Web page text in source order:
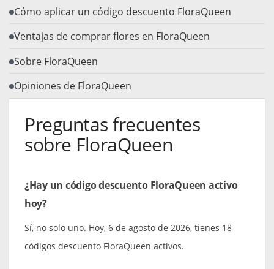
Cómo aplicar un código descuento FloraQueen
Ventajas de comprar flores en FloraQueen
Sobre FloraQueen
Opiniones de FloraQueen
Preguntas frecuentes
sobre FloraQueen
¿Hay un código descuento FloraQueen activo
hoy?
Sí, no solo uno. Hoy, 6 de agosto de 2026, tienes 18
códigos descuento FloraQueen activos.